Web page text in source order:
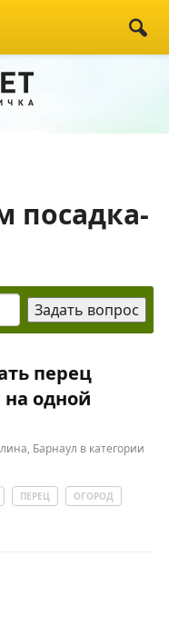
посадка-
перец
на одной
Барнаул в категории
ПЕРЕЦ
ОГОРОД